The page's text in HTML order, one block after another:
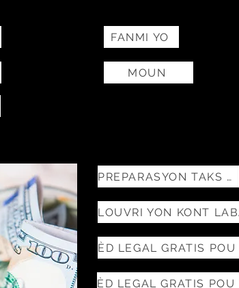
FANMI YO
MOUN
PREPARASYON TAKS GRATIS-VITA